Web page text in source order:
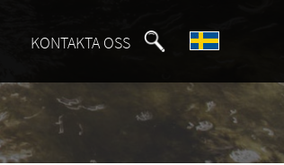
KONTAKTA OSS